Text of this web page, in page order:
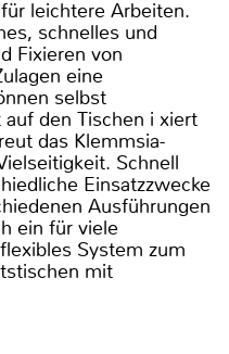
leichtere Arbeiten.
schnelles und
Fixieren von
eine
selbst
den Tischen i xiert
das Klemmsia-
Schnell
Einsatzzwecke
Ausführungen
ein für viele
System zum
mit